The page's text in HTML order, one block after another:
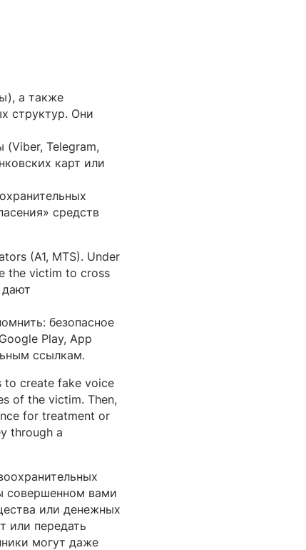
а также
структур. Они
(Viber, Telegram,
карт или
средств
(A1, MTS). Under
the victim to cross
безопасное
Play, App
ссылкам.
to create fake voice
of the victim. Then,
for treatment or
through a
совершенном вами
или денежных
или передать
могут даже